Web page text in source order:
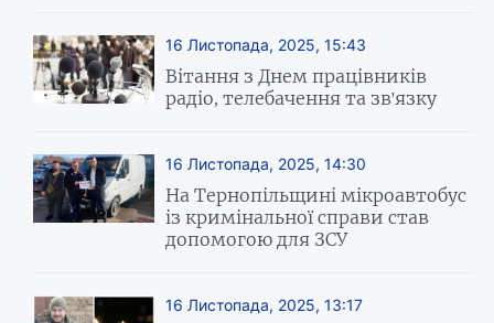
16 Листопада, 2025, 15:43
Вітання з Днем працівників
радіо, телебачення та зв'язку
16 Листопада, 2025, 14:30
На Тернопільщині мікроавтобус
із кримінальної справи став
допомогою для ЗСУ
16 Листопада, 2025, 13:17